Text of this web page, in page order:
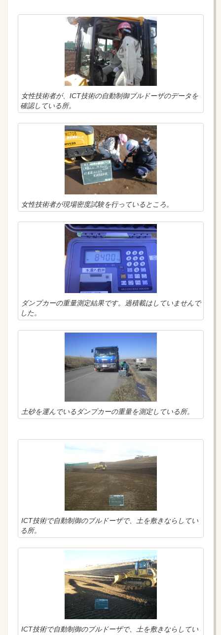
女性技術者が、ICT技術の自動制御ブルドーザのデータを
確認している所。
女性技術者が現場密度試験を行っているところ。
ダンプカーの重量測定結果です。過積載はしていませんで
した。
土砂を運んでいるダンプカーの重量を測定している所。
ICT技術で自動制御のブルドーザで、土を敷きならしてい
る所。
ICT技術で自動制御のブルドーザで、土を敷きならしてい